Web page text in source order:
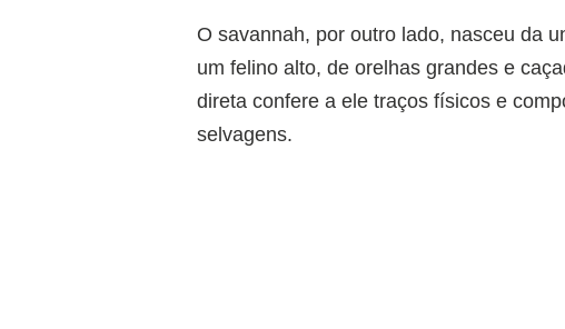
O savannah, por outro lado, nasceu da
um felino alto, de orelhas grandes e
direta confere a ele traços físicos e
selvagens.